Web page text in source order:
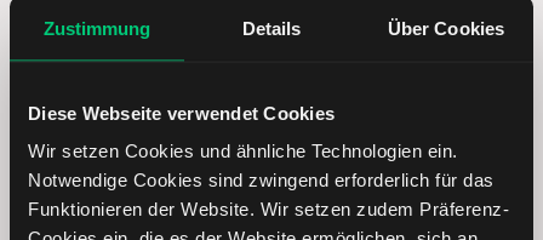
Zustimmung Details Über Cookies
Diese Webseite verwendet Cookies
Wir setzen Cookies und ähnliche Technologien ein.
Notwendige Cookies sind zwingend erforderlich für das
Funktionieren der Website. Wir setzen zudem Präferenz-
Online Broker LYNX
Weltweites Handeln